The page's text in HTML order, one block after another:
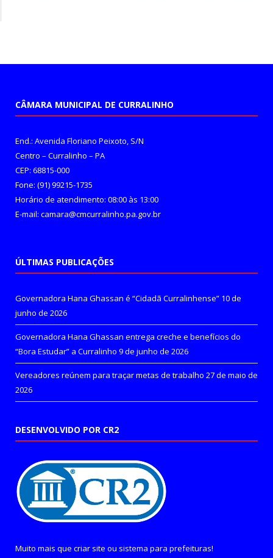
CÂMARA MUNICIPAL DE CURRALINHO
End.: Avenida Floriano Peixoto, S/N
Centro – Curralinho – PA
CEP: 68815-000
Fone: (91) 99215-1735
Horário de atendimento: 08:00 às 13:00
E-mail: camara@cmcurralinho.pa.gov.br
ÚLTIMAS PUBLICAÇÕES
Governadora Hana Ghassan é “Cidadã Curralinhense” 10 de
junho de 2026
Governadora Hana Ghassan entrega creche e benefícios do
“Bora Estudar” a Curralinho 9 de junho de 2026
Vereadores reúnem para traçar metas de trabalho 27 de maio de
2026
DESENVOLVIDO POR CR2
Muito mais que criar site ou sistema para prefeituras!